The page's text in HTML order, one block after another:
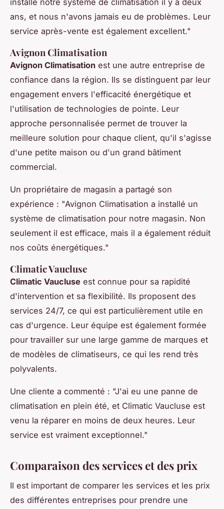
ans, et nous n'avons jamais eu de problèmes. Leur
service après-vente est également excellent."
Avignon Climatisation
Avignon Climatisation est une autre entreprise de
confiance dans la région. Ils se distinguent par leur
engagement envers l'efficacité énergétique et
l'utilisation de technologies de pointe. Leur
approche personnalisée permet de trouver la
meilleure solution pour chaque client, qu'il s'agisse
d'une petite maison ou d'un grand bâtiment
commercial.
Un propriétaire de magasin a partagé son
expérience : "Avignon Climatisation a installé un
système de climatisation pour notre magasin. Non
seulement il est efficace, mais il a également réduit
nos coûts énergétiques."
Climatic Vaucluse
Climatic Vaucluse est connue pour sa rapidité
d'intervention et sa flexibilité. Ils proposent des
services 24/7, ce qui est particulièrement utile en
cas d'urgence. Leur équipe est également formée
pour travailler sur une large gamme de marques et
de modèles de climatiseurs, ce qui les rend très
polyvalents.
Une cliente a commenté : "J'ai eu une panne de
climatisation en plein été, et Climatic Vaucluse est
venu la réparer en moins de deux heures. Leur
service est vraiment exceptionnel."
Comparaison des services et des prix
Il est important de comparer les services et les prix
des différentes entreprises pour prendre une